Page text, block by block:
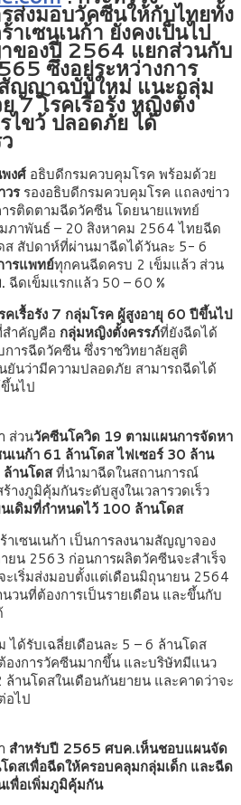
ส่งมอบวัคซีนให้กับไทยทั้ง
เซนเนก้า ยังคงเป็นไป
ของปี 2564 แยกส่วนกับ
ซึ่งอยู่ระหว่างการ
ญญาฉบับใหม่ แนะกลุ่ม
7 โรคเรื้อรัง หญิงตั้ง
ไขว้ ปลอดภัย ได้
งศ์ อธิบดีกรมควบคุมโรค พร้อมด้วย
วรรองอธิบดีกรมควบคุมโรค แถลงข่าว
รติดตามฉีดวัคซีน โดยนายแพทย์
ภาพันธ์ – 20 สิงหาคม 2564 ไทยฉีด
สัปดาห์ที่ผ่านมาฉีดได้วันละ 5- 6
ารแพทย์ทุกคนฉีดครบ 2 เข็มแล้ว ส่วน
ฉีดเข็มแรกแล้ว 50 – 60 %
คเรื้อรัง 7 กลุ่มโรค ผู้สูงอายุ 60 ปีขึ้นไป
สำคัญคือ กลุ่มหญิงตั้งครรภ์ที่ยังฉีดได้
การฉีดวัคซีน ซึ่งราชวิทยาลัยสูติ
ยันว่ามีความปลอดภัย สามารถฉีดได้
นไป
ส่วนวัคซีนโควิด 19 ตามแผนการจัดหา
เนก้า 61 ล้านโดส ไฟเซอร์ 30 ล้าน
านโดสที่นำมาฉีดในสถานการณ์
างภูมิคุ้มกันระดับสูงในเวลารวดเร็ว
เดิมที่กำหนดไว้ 100 ล้านโดส
เซนเนก้า เป็นการลงนามสัญญาจอง
ยน 2563 ก่อนการผลิตวัคซีนจะสำเร็จ
ะเริ่มส่งมอบตั้งแต่เดือนมิถุนายน 2564
วนที่ต้องการเป็นรายเดือน และขึ้นกับ
ได้รับเฉลี่ยเดือนละ 5 – 6 ล้านโดส
องการวัคซีนมากขึ้น และบริษัทมีแนว
านโดสในเดือนกันยายน และคาดว่าจะ
อไป
สำหรับปี 2565 ศบค.เห็นชอบแผนจัด
ดสเพื่อฉีดให้ครอบคลุมกลุ่มเด็ก และฉีด
เพื่อเพิ่มภูมิคุ้มกัน